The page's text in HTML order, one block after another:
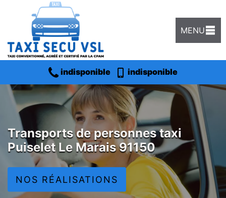
MENU
indisponible indisponible
Transports de personnes taxi
Puiselet Le Marais 91150
NOS RÉALISATIONS